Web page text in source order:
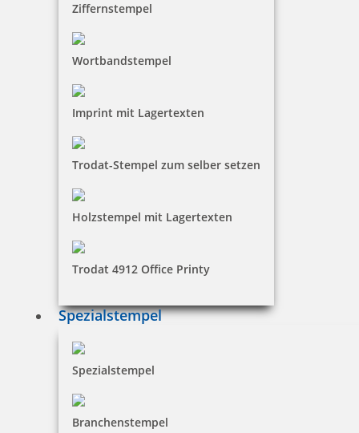
Ziffernstempel
Wortbandstempel
Imprint mit Lagertexten
Trodat-Stempel zum selber setzen
Holzstempel mit Lagertexten
Trodat 4912 Office Printy
Spezialstempel
Spezialstempel
Branchenstempel
Holz Motivstempel Motiv Q12 Schnatterente